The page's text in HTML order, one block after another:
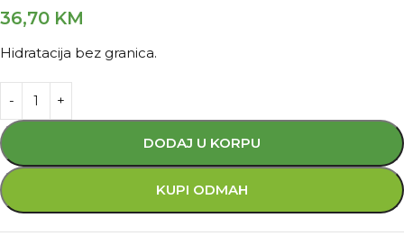
36,70 KM
Hidratacija bez granica.
DODAJ U KORPU
KUPI ODMAH